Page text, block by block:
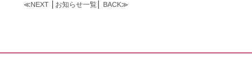
≪NEXT お知らせ一覧 BACK≫